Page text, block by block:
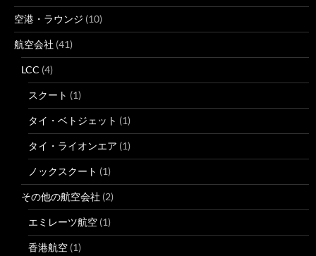
空港・ラウンジ (10)
航空会社 (41)
LCC (4)
スクート (1)
タイ・ベトジェット (1)
タイ・ライオンエア (1)
ノックスクート (1)
その他の航空会社 (2)
エミレーツ航空 (1)
香港航空 (1)